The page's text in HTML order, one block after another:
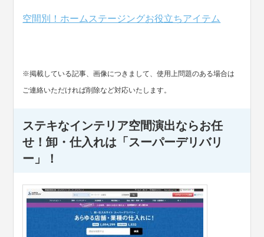
空間別！ホームステージングお役立ちアイテム
※掲載している記事、画像につきまして、使用上問題のある場合は
ご連絡いただければ削除など対応いたします。
ステキなインテリア空間演出ならお任
せ！卸・仕入れは「スーパーデリバリ
ー」！